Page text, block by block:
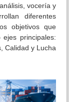
vocería y
diferentes
objetivos que
principales:
Calidad y Lucha